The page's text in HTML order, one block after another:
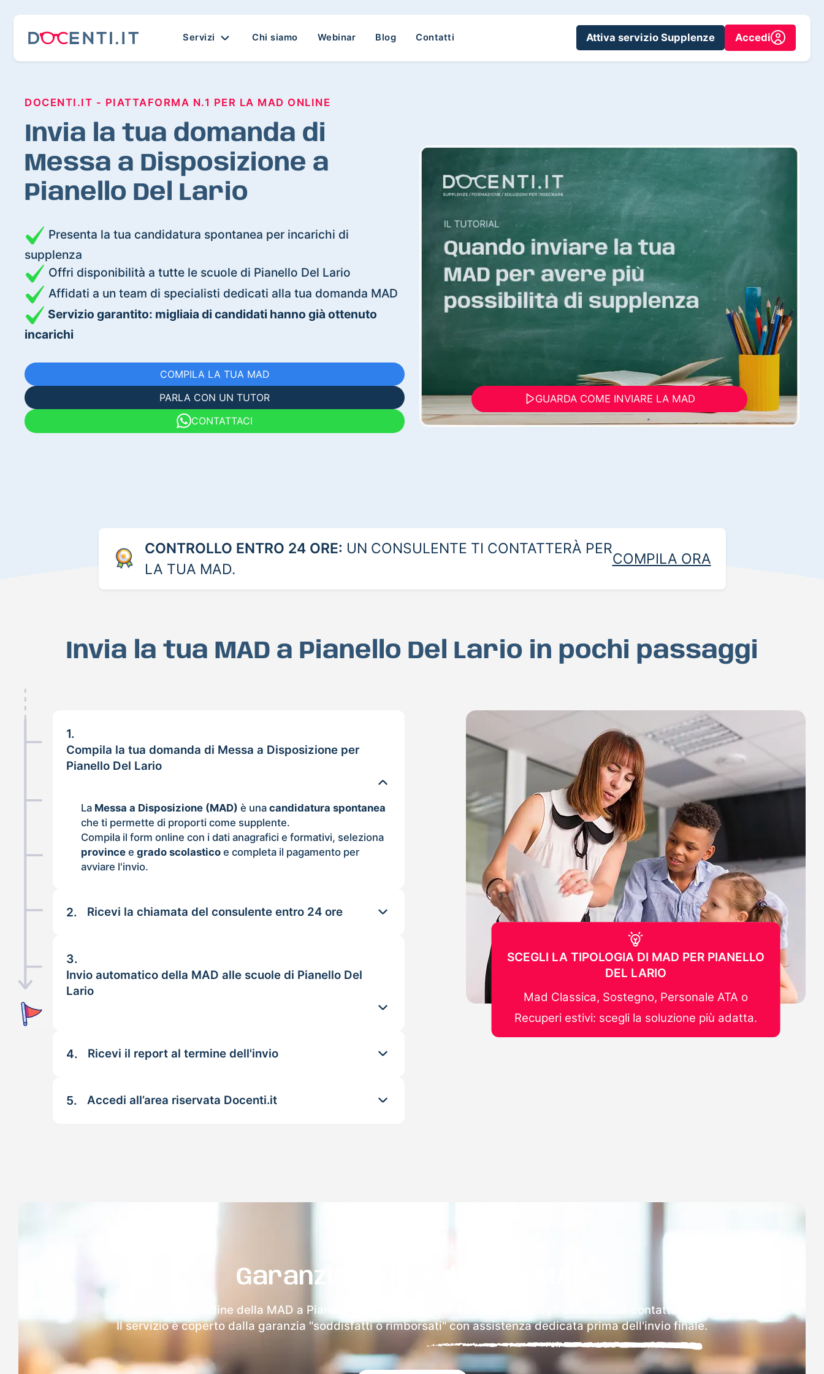
Servizi Chi siamo Webinar Blog Contatti Attiva servizio Supplenze Accedi
DOCENTI.IT - PIATTAFORMA N.1 PER LA MAD ONLINE
Invia la tua domanda di
Messa a Disposizione a
Pianello Del Lario
Presenta la tua candidatura spontanea per incarichi di
supplenza
Offri disponibilità a tutte le scuole di Pianello Del Lario
Affidati a un team di specialisti dedicati alla tua domanda MAD
Servizio garantito: migliaia di candidati hanno già ottenuto
incarichi
COMPILA LA TUA MAD
PARLA CON UN TUTOR
CONTATTACI
GUARDA COME INVIARE LA MAD
CONTROLLO ENTRO 24 ORE: UN CONSULENTE TI CONTATTERÀ PER
LA TUA MAD.
COMPILA ORA
Invia la tua MAD a Pianello Del Lario in pochi passaggi
1.
Compila la tua domanda di Messa a Disposizione per
Pianello Del Lario
La Messa a Disposizione (MAD) è unacandidatura spontanea
che ti permette di proporti come supplente.
Compila il form online con i dati anagrafici e formativi, seleziona
province egrado scolastico e completa il pagamento per
avviare l'invio.
2. Ricevi la chiamata del consulente entro 24 ore
3.
Invio automatico della MAD alle scuole di Pianello Del
Lario
4. Ricevi il report al termine dell'invio
5. Accedi all’area riservata Docenti.it
SCEGLI LA TIPOLOGIA DI MAD PER PIANELLO
DEL LARIO
Mad Classica, Sostegno, Personale ATA o
Recuperi estivi: scegli la soluzione più adatta.
Garanzia 100% sulla tua MAD
Dopo l'invio online della MAD a Pianello Del Lario riceverai via email i dettagli delle scuole contattate.
Il servizio è coperto dalla garanzia "soddisfatti o rimborsati" con assistenza dedicata prima dell'invio finale.